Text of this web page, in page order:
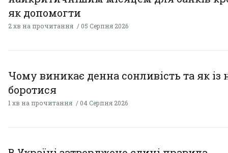
як допомогти
2 хв на прочитання 05 Серпня 2026
Чому виникає денна сонливість та як із
боротися
1 хв на прочитання 04 Серпня 2026